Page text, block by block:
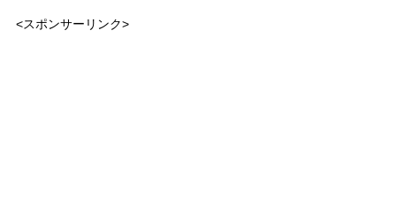
<スポンサーリンク>